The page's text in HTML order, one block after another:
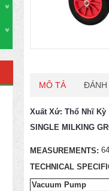
MÔ TẢ ĐÁNH
Xuất Xứ: Thổ Nhĩ Kỳ
SINGLE MILKING
MEASUREMENTS:
TECHNICAL
Vacuum Pump